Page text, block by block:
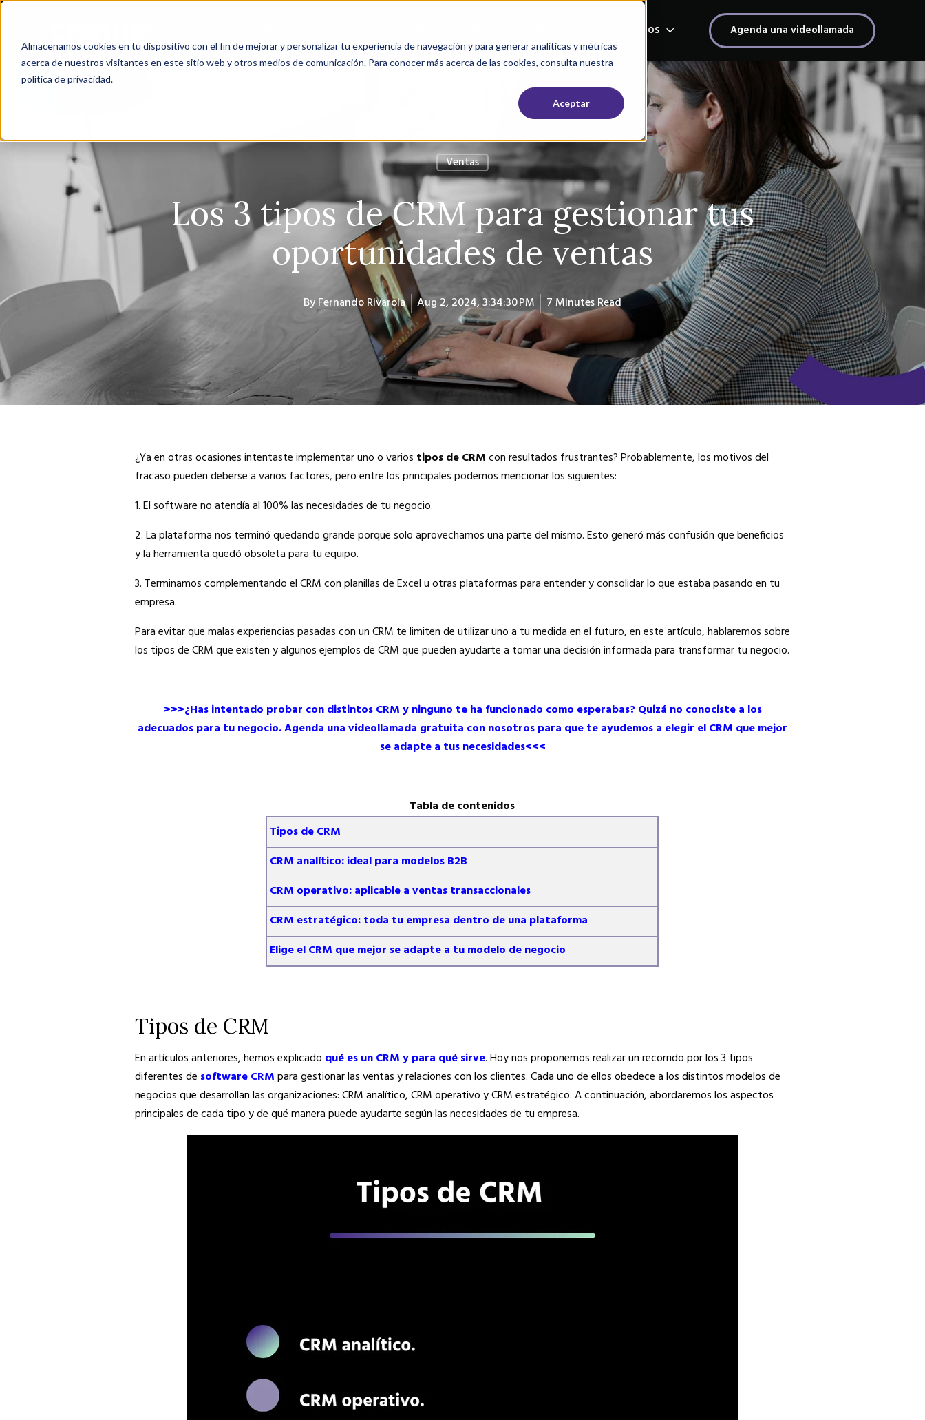
Almacenamos cookies en tu dispositivo con el fin de mejorar y personalizar tu experiencia de navegación y para generar analíticas y métricas
acerca de nuestros visitantes en este sitio web y otros medios de comunicación. Para conocer más acerca de las cookies, consulta nuestra
política de privacidad.
Aceptar
Servicios Agenda una videollamada
Ventas
Los 3 tipos de CRM para gestionar tus
oportunidades de ventas
ByFernando Rivarola Aug 2, 2024, 3:34:30 PM 7 Minutes Read
¿Ya en otras ocasiones intentaste implementar uno o varios tipos de CRMcon resultados frustrantes? Probablemente, los motivos del
fracaso pueden deberse a varios factores, pero entre los principales podemos mencionar los siguientes:
1. El software no atendía al 100% las necesidades de tu negocio.
2. La plataforma nos terminó quedando grande porque solo aprovechamos una parte del mismo. Esto generó más confusión que beneficios
y la herramienta quedó obsoleta para tu equipo.
3. Terminamos complementando el CRM con planillas de Excel u otras plataformas para entender y consolidar lo que estaba pasando en tu
empresa.
Para evitar que malas experiencias pasadas con un CRM te limiten de utilizar uno a tu medida en el futuro, en este artículo, hablaremos sobre
los tipos de CRM que existen y algunos ejemplos de CRM que pueden ayudarte a tomar una decisión informada para transformar tu negocio.
>>>¿Has intentado probar con distintos CRM y ninguno te ha funcionado como esperabas? Quizá no conociste a los
adecuados para tu negocio. Agenda una videollamada gratuita con nosotros para que te ayudemos a elegir el CRM que mejor
se adapte a tus necesidades<<<
Tabla de contenidos
Tipos de CRM
CRM analítico: ideal para modelos B2B
CRM operativo: aplicable a ventas transaccionales
CRM estratégico: toda tu empresa dentro de una plataforma
Elige el CRM que mejor se adapte a tu modelo de negocio
Tipos de CRM
En artículos anteriores, hemos explicado qué es un CRM y para qué sirve. Hoy nos proponemos realizar un recorrido por los 3 tipos
diferentes de software CRMpara gestionar las ventas y relaciones con los clientes. Cada uno de ellos obedece a los distintos modelos de
negocios que desarrollan las organizaciones: CRM analítico, CRM operativo y CRM estratégico. A continuación, abordaremos los aspectos
principales de cada tipo y de qué manera puede ayudarte según las necesidades de tu empresa.